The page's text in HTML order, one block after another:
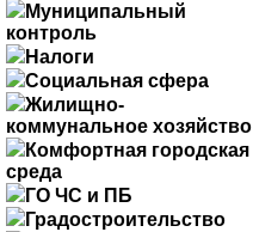
Муниципальный
контроль
Налоги
Социальная сфера
Жилищно-
коммунальное хозяйство
Комфортная городская
среда
ГО ЧС и ПБ
Градостроительство